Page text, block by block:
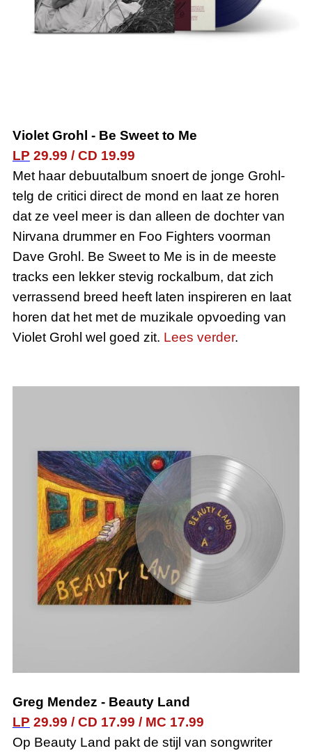
Violet Grohl - Be Sweet to Me
LP 29.99 / CD 19.99
Met haar debuutalbum snoert de jonge Grohl-
telg de critici direct de mond en laat ze horen
dat ze veel meer is dan alleen de dochter van
Nirvana drummer en Foo Fighters voorman
Dave Grohl . Be Sweet to Me is in de meeste
tracks een lekker stevig rockalbum, dat zich
verrassend breed heeft laten inspireren en laat
horen dat het met de muzikale opvoeding van
Violet Grohl wel goed zit. Lees verder.
Greg Mendez - Beauty Land
LP 29.99 / CD 17.99 / MC 17.99
Op Beauty Land pakt de stijl van songwriter